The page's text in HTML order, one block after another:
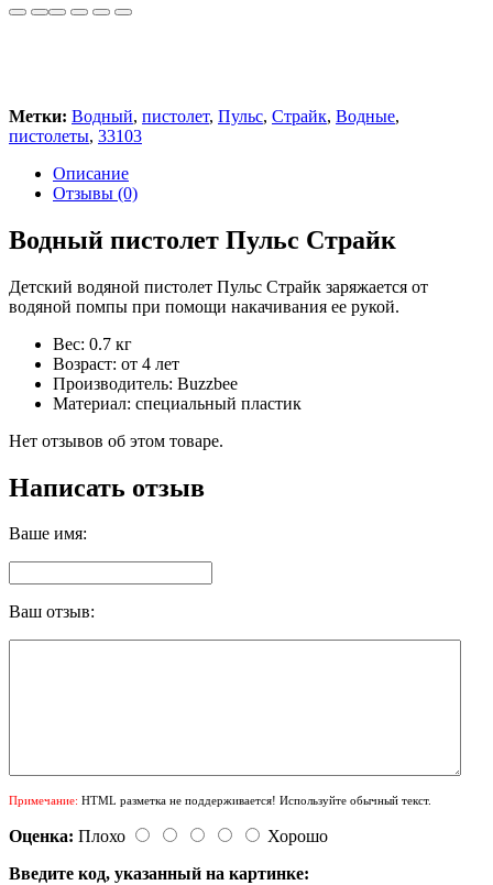
Метки: Водный, пистолет, Пульс, Страйк, Водные,
пистолеты, 33103
Описание
Отзывы (0)
Водный пистолет Пульс Страйк
Детский водяной пистолет Пульс Страйк заряжается от
водяной помпы при помощи накачивания ее рукой.
Вес: 0.7 кг
Возраст: от 4 лет
Производитель: Buzzbee
Материал: специальный пластик
Нет отзывов об этом товаре.
Написать отзыв
Ваше имя:
Ваш отзыв:
Примечание: HTML разметка не поддерживается! Используйте обычный текст.
Оценка: Плохо
Хорошо
Введите код, указанный на картинке: